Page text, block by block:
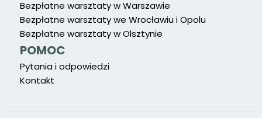
Bezpłatne warsztaty w Warszawie
Bezpłatne warsztaty we Wrocławiu i Opolu
Bezpłatne warsztaty w Olsztynie
POMOC
Pytania i odpowiedzi
Kontakt